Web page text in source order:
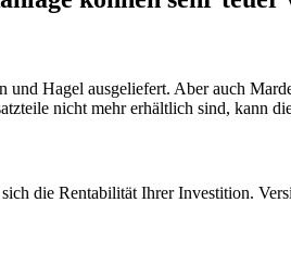
Hagel ausgeliefert. Aber auch
nicht mehr erhältlich sind, kann
die Rentabilität Ihrer Investition.